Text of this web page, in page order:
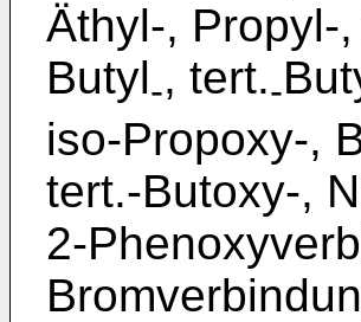
Äthyl-, Propyl-
Butyl-, tert.-
iso-Propoxy-,
tert.-Butoxy-,
2-